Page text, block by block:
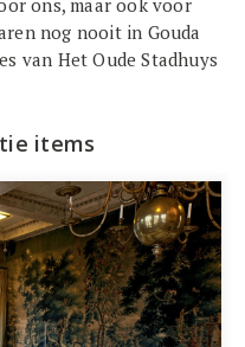
ons, maar ook voor
nog nooit in Gouda
van Het Oude Stadhuys
items